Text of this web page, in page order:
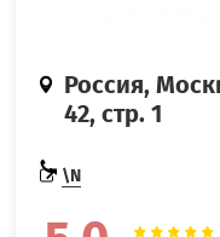
Россия,
42, стр. 1
\N